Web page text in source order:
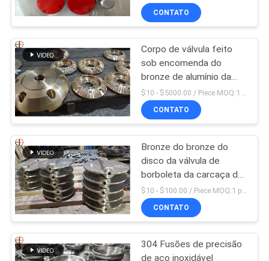
de ZL114A
CONTATO
Corpo de válvula feito
sob encomenda do
bronze de alumínio da
carcaça do bronze de
C95200 C95210
$10 - $5000.00 / Piece MOQ:1 parte
CONTATO
Bronze do bronze do
disco da válvula de
borboleta da carcaça de
investimento da precisão
009 ASTM B61 B62
$10 - $100.00 / Piece MOQ:1 parte
CONTATO
304 Fusões de precisão
de aço inoxidável